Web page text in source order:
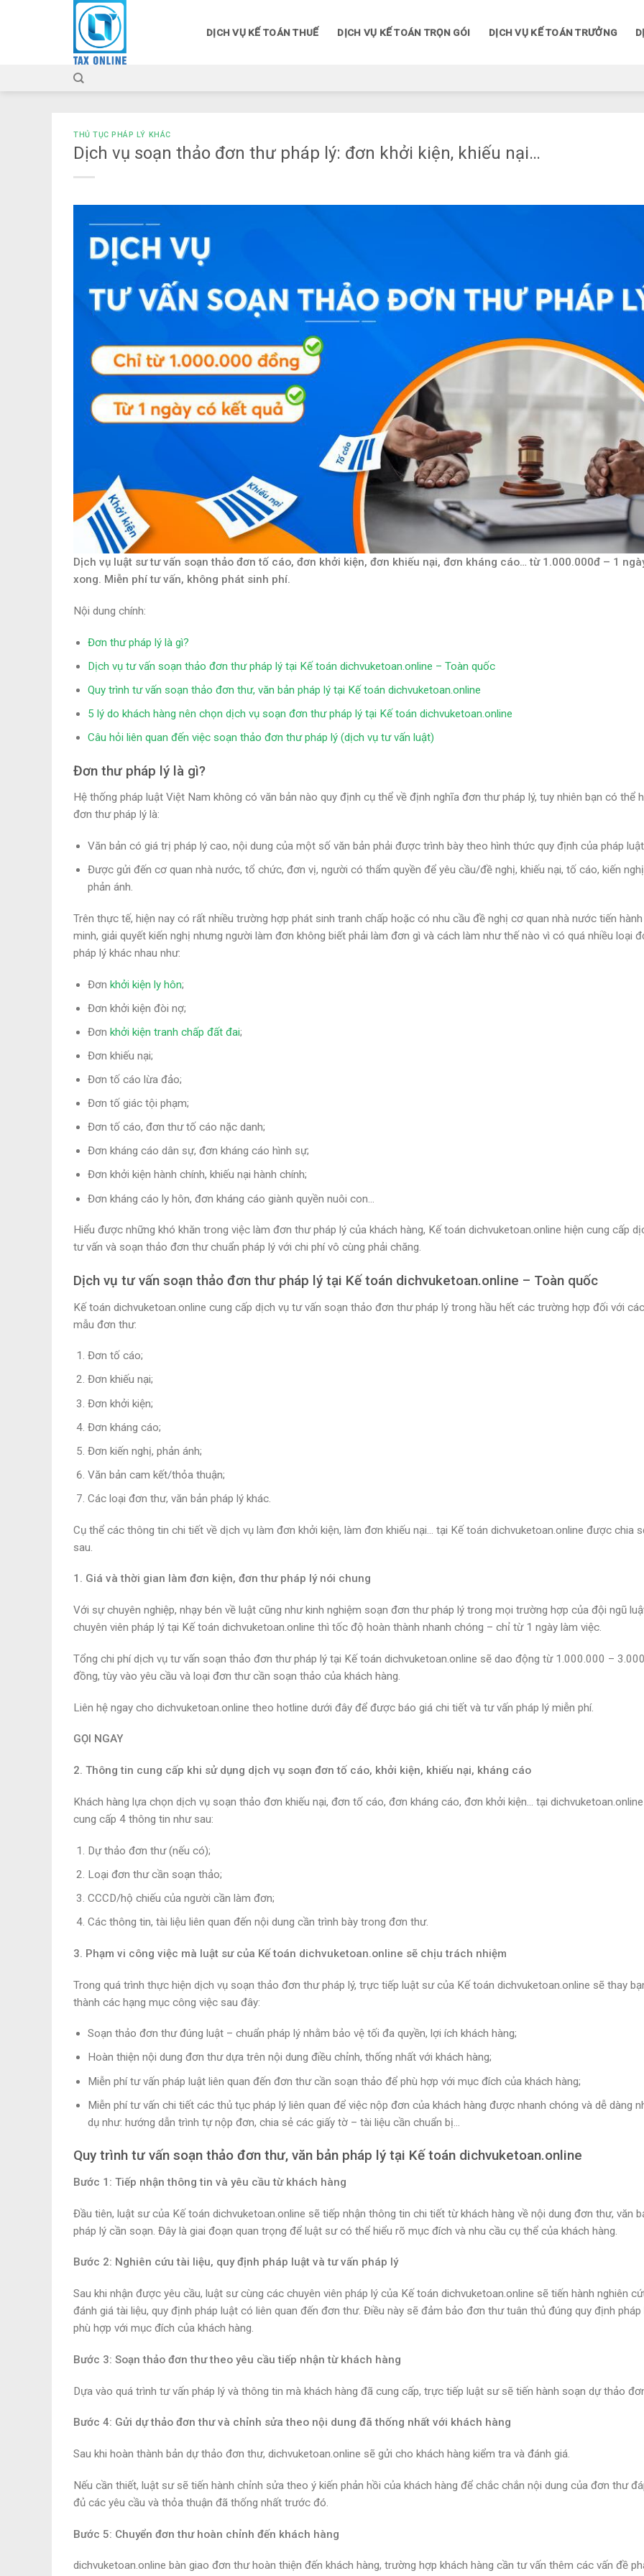
DỊCH VỤ KẾ TOÁN THUẾ DỊCH VỤ KẾ TOÁN TRỌN GÓI DỊCH VỤ KẾ TOÁN TRƯỞNG
THỦ TỤC PHÁP LÝ KHÁC
Dịch vụ soạn thảo đơn thư pháp lý: đơn khởi kiện, khiếu nại…
Dịch vụ luật sư tư vấn soạn thảo đơn tố cáo, đơn khởi kiện, đơn khiếu nại, đơn kháng cáo… từ 1.000.000đ – 1
xong. Miễn phí tư vấn, không phát sinh phí.
Nội dung chính:
Đơn thư pháp lý là gì?
Dịch vụ tư vấn soạn thảo đơn thư pháp lý tại Kế toán dichvuketoan.online – Toàn quốc
Quy trình tư vấn soạn thảo đơn thư, văn bản pháp lý tại Kế toán dichvuketoan.online
5 lý do khách hàng nên chọn dịch vụ soạn đơn thư pháp lý tại Kế toán dichvuketoan.online
Câu hỏi liên quan đến việc soạn thảo đơn thư pháp lý (dịch vụ tư vấn luật)
Đơn thư pháp lý là gì?
Hệ thống pháp luật Việt Nam không có văn bản nào quy định cụ thể về định nghĩa đơn thư pháp lý, tuy nhiên bạn có thể
đơn thư pháp lý là:
Văn bản có giá trị pháp lý cao, nội dung của một số văn bản phải được trình bày theo hình thức quy định của pháp
Được gửi đến cơ quan nhà nước, tổ chức, đơn vị, người có thẩm quyền để yêu cầu/đề nghị, khiếu nại, tố cáo, kiến
phản ánh.
Trên thực tế, hiện nay có rất nhiều trường hợp phát sinh tranh chấp hoặc có nhu cầu đề nghị cơ quan nhà nước tiến
minh, giải quyết kiến nghị nhưng người làm đơn không biết phải làm đơn gì và cách làm như thế nào vì có quá nhiều loại
pháp lý khác nhau như:
Đơn khởi kiện ly hôn;
Đơn khởi kiện đòi nợ;
Đơn khởi kiện tranh chấp đất đai;
Đơn khiếu nại;
Đơn tố cáo lừa đảo;
Đơn tố giác tội phạm;
Đơn tố cáo, đơn thư tố cáo nặc danh;
Đơn kháng cáo dân sự, đơn kháng cáo hình sự;
Đơn khởi kiện hành chính, khiếu nại hành chính;
Đơn kháng cáo ly hôn, đơn kháng cáo giành quyền nuôi con…
Hiểu được những khó khăn trong việc làm đơn thư pháp lý của khách hàng, Kế toán dichvuketoan.online hiện cung cấp
tư vấn và soạn thảo đơn thư chuẩn pháp lý với chi phí vô cùng phải chăng.
Dịch vụ tư vấn soạn thảo đơn thư pháp lý tại Kế toán dichvuketoan.online – Toàn quốc
Kế toán dichvuketoan.online cung cấp dịch vụ tư vấn soạn thảo đơn thư pháp lý trong hầu hết các trường hợp đối với
mẫu đơn thư:
Đơn tố cáo;
Đơn khiếu nại;
Đơn khởi kiện;
Đơn kháng cáo;
Đơn kiến nghị, phản ánh;
Văn bản cam kết/thỏa thuận;
Các loại đơn thư, văn bản pháp lý khác.
Cụ thể các thông tin chi tiết về dịch vụ làm đơn khởi kiện, làm đơn khiếu nại… tại Kế toán dichvuketoan.online được chia
sau.
1. Giá và thời gian làm đơn kiện, đơn thư pháp lý nói chung
Với sự chuyên nghiệp, nhạy bén về luật cũng như kinh nghiệm soạn đơn thư pháp lý trong mọi trường hợp của đội ngũ
chuyên viên pháp lý tại Kế toán dichvuketoan.online thì tốc độ hoàn thành nhanh chóng – chỉ từ 1 ngày làm việc.
Tổng chi phí dịch vụ tư vấn soạn thảo đơn thư pháp lý tại Kế toán dichvuketoan.online sẽ dao động từ 1.000.000 –
đồng, tùy vào yêu cầu và loại đơn thư cần soạn thảo của khách hàng.
Liên hệ ngay cho dichvuketoan.online theo hotline dưới đây để được báo giá chi tiết và tư vấn pháp lý miễn phí.
GỌI NGAY
2. Thông tin cung cấp khi sử dụng dịch vụ soạn đơn tố cáo, khởi kiện, khiếu nại, kháng cáo
Khách hàng lựa chọn dịch vụ soạn thảo đơn khiếu nại, đơn tố cáo, đơn kháng cáo, đơn khởi kiện… tại
cung cấp 4 thông tin như sau:
Dự thảo đơn thư (nếu có);
Loại đơn thư cần soạn thảo;
CCCD/hộ chiếu của người cần làm đơn;
Các thông tin, tài liệu liên quan đến nội dung cần trình bày trong đơn thư.
3. Phạm vi công việc mà luật sư của Kế toán dichvuketoan.online sẽ chịu trách nhiệm
Trong quá trình thực hiện dịch vụ soạn thảo đơn thư pháp lý, trực tiếp luật sư của Kế toán dichvuketoan.online sẽ thay
thành các hạng mục công việc sau đây:
Soạn thảo đơn thư đúng luật – chuẩn pháp lý nhằm bảo vệ tối đa quyền, lợi ích khách hàng;
Hoàn thiện nội dung đơn thư dựa trên nội dung điều chỉnh, thống nhất với khách hàng;
Miễn phí tư vấn pháp luật liên quan đến đơn thư cần soạn thảo để phù hợp với mục đích của khách hàng;
Miễn phí tư vấn chi tiết các thủ tục pháp lý liên quan để việc nộp đơn của khách hàng được nhanh chóng và dễ dàng
dụ như: hướng dẫn trình tự nộp đơn, chia sẻ các giấy tờ – tài liệu cần chuẩn bị…
Quy trình tư vấn soạn thảo đơn thư, văn bản pháp lý tại Kế toán dichvuketoan.online
Bước 1: Tiếp nhận thông tin và yêu cầu từ khách hàng
Đầu tiên, luật sư của Kế toán dichvuketoan.online sẽ tiếp nhận thông tin chi tiết từ khách hàng về nội dung đơn thư, văn
pháp lý cần soạn. Đây là giai đoạn quan trọng để luật sư có thể hiểu rõ mục đích và nhu cầu cụ thể của khách hàng.
Bước 2: Nghiên cứu tài liệu, quy định pháp luật và tư vấn pháp lý
Sau khi nhận được yêu cầu, luật sư cùng các chuyên viên pháp lý của Kế toán dichvuketoan.online sẽ tiến hành nghiên
đánh giá tài liệu, quy định pháp luật có liên quan đến đơn thư. Điều này sẽ đảm bảo đơn thư tuân thủ đúng quy định pháp
phù hợp với mục đích của khách hàng.
Bước 3: Soạn thảo đơn thư theo yêu cầu tiếp nhận từ khách hàng
Dựa vào quá trình tư vấn pháp lý và thông tin mà khách hàng đã cung cấp, trực tiếp luật sư sẽ tiến hành soạn dự thảo
Bước 4: Gửi dự thảo đơn thư và chỉnh sửa theo nội dung đã thống nhất với khách hàng
Sau khi hoàn thành bản dự thảo đơn thư, dichvuketoan.online sẽ gửi cho khách hàng kiểm tra và đánh giá.
Nếu cần thiết, luật sư sẽ tiến hành chỉnh sửa theo ý kiến phản hồi của khách hàng để chắc chắn nội dung của đơn thư
đủ các yêu cầu và thỏa thuận đã thống nhất trước đó.
Bước 5: Chuyển đơn thư hoàn chỉnh đến khách hàng
dichvuketoan.online bàn giao đơn thư hoàn thiện đến khách hàng, trường hợp khách hàng cần tư vấn thêm các vấn đề